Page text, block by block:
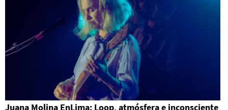
Juana Molina EnLima: Loop, atmósfera e inconsciente